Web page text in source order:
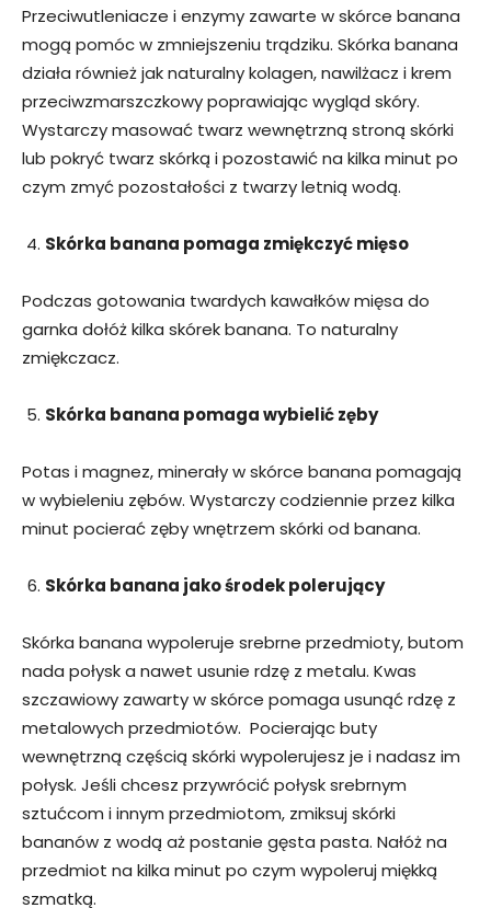
Przeciwutleniacze i enzymy zawarte w skórce banana
mogą pomóc w zmniejszeniu trądziku. Skórka banana
działa również jak naturalny kolagen, nawilżacz i krem
przeciwzmarszczkowy poprawiając wygląd skóry.
Wystarczy masować twarz wewnętrzną stroną skórki
lub pokryć twarz skórką i pozostawić na kilka minut po
czym zmyć pozostałości z twarzy letnią wodą.
Skórka banana pomaga zmiękczyć mięso
Podczas gotowania twardych kawałków mięsa do
garnka dołóż kilka skórek banana. To naturalny
zmiękczacz.
Skórka banana pomaga wybielić zęby
Potas i magnez, minerały w skórce banana pomagają
w wybieleniu zębów. Wystarczy codziennie przez kilka
minut pocierać zęby wnętrzem skórki od banana.
Skórka banana jako środek polerujący
Skórka banana wypoleruje srebrne przedmioty, butom
nada połysk a nawet usunie rdzę z metalu. Kwas
szczawiowy zawarty w skórce pomaga usunąć rdzę z
metalowych przedmiotów. Pocierając buty
wewnętrzną częścią skórki wypolerujesz je i nadasz im
połysk. Jeśli chcesz przywrócić połysk srebrnym
sztućcom i innym przedmiotom, zmiksuj skórki
bananów z wodą aż postanie gęsta pasta. Nałóż na
przedmiot na kilka minut po czym wypoleruj miękką
szmatką.